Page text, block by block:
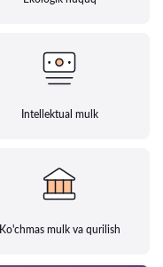
Intellektual mulk
Ko'chmas mulk va qurilish